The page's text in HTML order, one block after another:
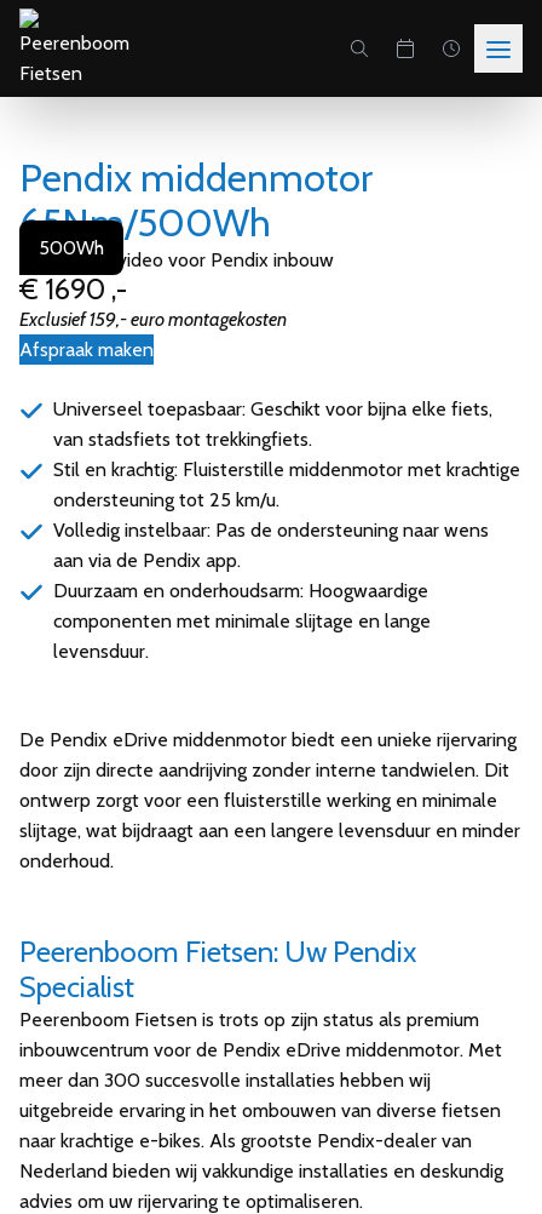
Pendix middenmotor
65Nm/500Wh
500Wh
€ 1690 ,-
Exclusief 159,- euro montagekosten
Afspraak maken
Universeel toepasbaar: Geschikt voor bijna elke fiets,
van stadsfiets tot trekkingfiets.
Stil en krachtig: Fluisterstille middenmotor met krachtige
ondersteuning tot 25 km/u.
Volledig instelbaar: Pas de ondersteuning naar wens
aan via de Pendix app.
Duurzaam en onderhoudsarm: Hoogwaardige
componenten met minimale slijtage en lange
levensduur.
De Pendix eDrive middenmotor biedt een unieke rijervaring
door zijn directe aandrijving zonder interne tandwielen. Dit
ontwerp zorgt voor een fluisterstille werking en minimale
slijtage, wat bijdraagt aan een langere levensduur en minder
onderhoud.
Peerenboom Fietsen: Uw Pendix
Specialist
Peerenboom Fietsen is trots op zijn status als premium
inbouwcentrum voor de Pendix eDrive middenmotor. Met
meer dan 300 succesvolle installaties hebben wij
uitgebreide ervaring in het ombouwen van diverse fietsen
naar krachtige e-bikes. Als grootste Pendix-dealer van
Nederland bieden wij vakkundige installaties en deskundig
advies om uw rijervaring te optimaliseren.